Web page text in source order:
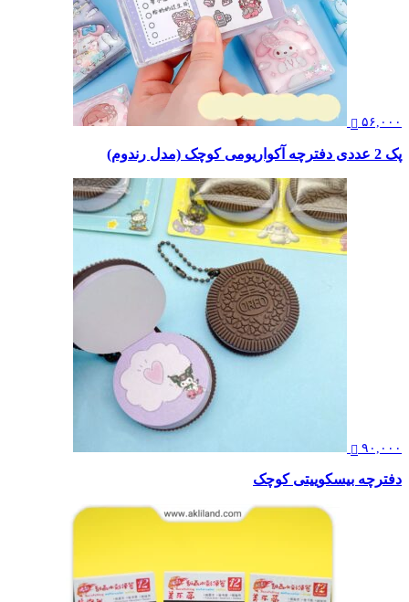
۵۶,۰۰۰
پک 2 عددی دفترچه آکواریومی کوچک (مدل رندوم)
۹۰,۰۰۰
دفترچه بیسکوییتی کوچک